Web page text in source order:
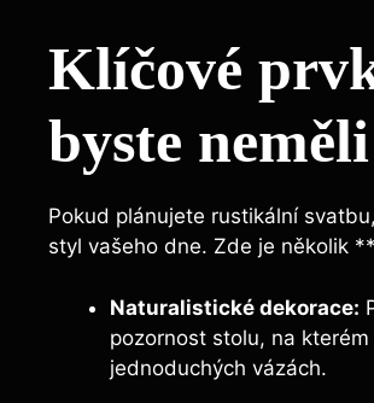
Klíčové
byste
Pokud plánujete rustikální
styl vašeho dne. Zde je několik
Naturalistické dekorace:
pozornost stolu, na
jednoduchých vázách.